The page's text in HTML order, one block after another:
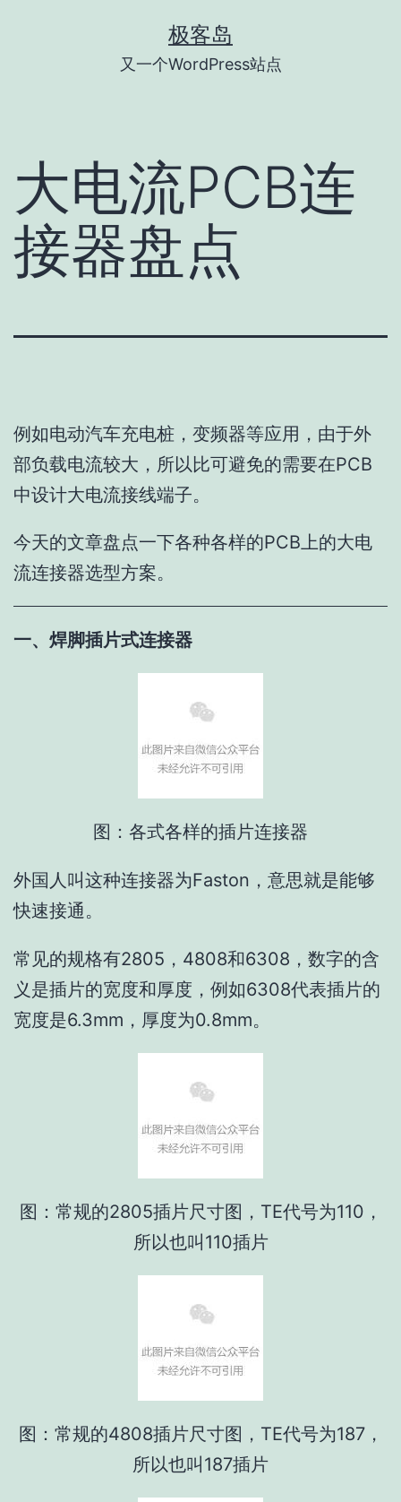
极客岛
又一个WordPress站点
大电流PCB连
接器盘点
例如电动汽车充电桩，变频器等应用，由于外
部负载电流较大，所以比可避免的需要在PCB
中设计大电流接线端子。
今天的文章盘点一下各种各样的PCB上的大电
流连接器选型方案。
一、焊脚插片式连接器
图：各式各样的插片连接器
外国人叫这种连接器为Faston，意思就是能够
快速接通。
常见的规格有2805，4808和6308，数字的含
义是插片的宽度和厚度，例如6308代表插片的
宽度是6.3mm，厚度为0.8mm。
图：常规的2805插片尺寸图，TE代号为110，
所以也叫110插片
图：常规的4808插片尺寸图，TE代号为187，
所以也叫187插片